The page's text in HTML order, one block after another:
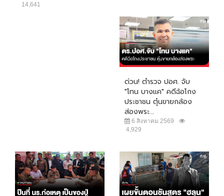
14,641
ด่วน! ตำรวจ ปอศ. จับ
"โทน บางแค" คดีฉ้อโกง
ประชาชน ตุ๋นขายกล้อง
ส่องพระ...
6 สิงหาคม 2569
4,929